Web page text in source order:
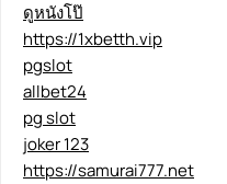
ดูหนังโป๊
https://1xbetth.vip
pgslot
allbet24
pg slot
joker 123
https://samurai777.net